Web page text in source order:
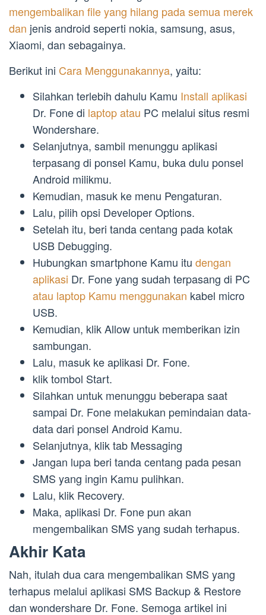
mengembalikan file yang hilang pada semua merek
dan jenis android seperti nokia, samsung, asus,
Xiaomi, dan sebagainya.
Berikut ini Cara Menggunakannya, yaitu:
Silahkan terlebih dahulu Kamu Install aplikasi
Dr. Fone di laptop atau PC melalui situs resmi
Wondershare.
Selanjutnya, sambil menunggu aplikasi
terpasang di ponsel Kamu, buka dulu ponsel
Android milikmu.
Kemudian, masuk ke menu Pengaturan.
Lalu, pilih opsi Developer Options.
Setelah itu, beri tanda centang pada kotak
USB Debugging.
Hubungkan smartphone Kamu itu dengan
aplikasi Dr. Fone yang sudah terpasang di PC
atau laptop Kamu menggunakan kabel micro
USB.
Kemudian, klik Allow untuk memberikan izin
sambungan.
Lalu, masuk ke aplikasi Dr. Fone.
klik tombol Start.
Silahkan untuk menunggu beberapa saat
sampai Dr. Fone melakukan pemindaian data-
data dari ponsel Android Kamu.
Selanjutnya, klik tab Messaging
Jangan lupa beri tanda centang pada pesan
SMS yang ingin Kamu pulihkan.
Lalu, klik Recovery.
Maka, aplikasi Dr. Fone pun akan
mengembalikan SMS yang sudah terhapus.
Akhir Kata
Nah, itulah dua cara mengembalikan SMS yang
terhapus melalui aplikasi SMS Backup & Restore
dan wondershare Dr. Fone. Semoga artikel ini